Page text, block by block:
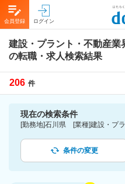
会員登録 ログイン
建設・プラント・不動産業
の転職・求人検索結果
206 件
現在の検索条件
条件の変更